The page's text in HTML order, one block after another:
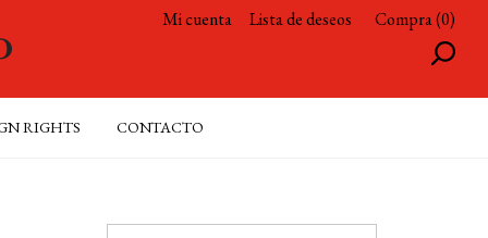
Mi cuenta Lista de deseos Compra (0)
RIGHTS CONTACTO